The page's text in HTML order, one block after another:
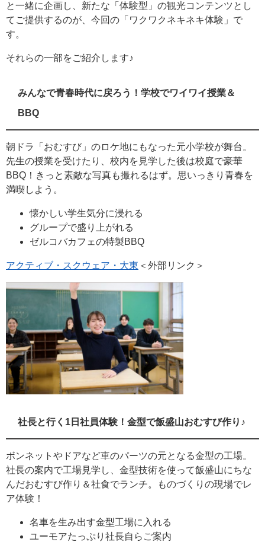
と一緒に企画し、新たな「体験型」の観光コンテンツとし
てご提供するのが、今回の「ワクワクネキネキ体験」で
す。
それらの一部をご紹介します♪
みんなで青春時代に戻ろう！学校でワイワイ授業＆
BBQ
朝ドラ「おむすび」のロケ地にもなった元小学校が舞台。
先生の授業を受けたり、校内を見学した後は校庭で豪華
BBQ！きっと素敵な写真も撮れるはず。思いっきり青春を
満喫しよう。
懐かしい学生気分に浸れる
グループで盛り上がれる
ゼルコバカフェの特製BBQ
アクティブ・スクウェア・大東 ＜外部リンク＞
社長と行く1日社員体験！金型で飯盛山おむすび作り♪
ボンネットやドアなど車のパーツの元となる金型の工場。
社長の案内で工場見学し、金型技術を使って飯盛山にちな
んだおむすび作り＆社食でランチ。ものづくりの現場でレ
ア体験！
名車を生み出す金型工場に入れる
ユーモアたっぷり社長自らご案内